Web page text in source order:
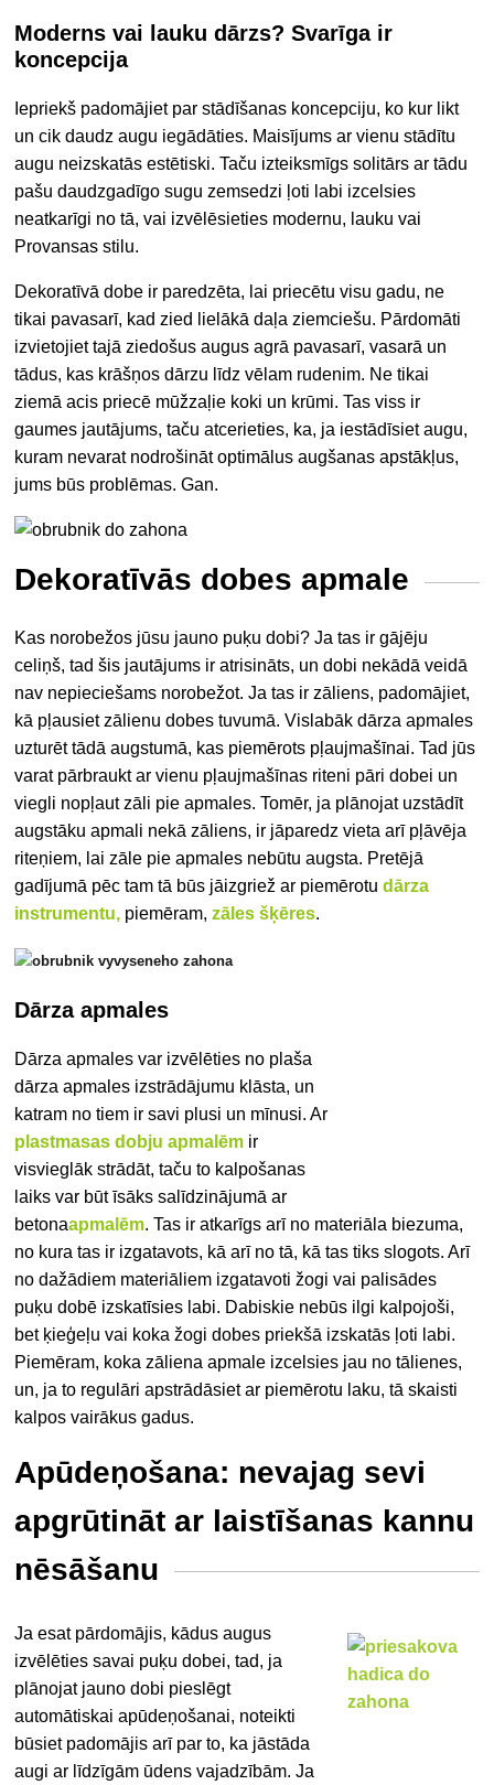
Moderns vai lauku dārzs? Svarīga ir
koncepcija
Iepriekš padomājiet par stādīšanas koncepciju, ko kur likt
un cik daudz augu iegādāties. Maisījums ar vienu stādītu
augu neizskatās estētiski. Taču izteiksmīgs solitārs ar tādu
pašu daudzgadīgo sugu zemsedzi ļoti labi izcelsies
neatkarīgi no tā, vai izvēlēsieties modernu, lauku vai
Provansas stilu.
Dekoratīvā dobe ir paredzēta, lai priecētu visu gadu, ne
tikai pavasarī, kad zied lielākā daļa ziemciešu. Pārdomāti
izvietojiet tajā ziedošus augus agrā pavasarī, vasarā un
tādus, kas krāšņos dārzu līdz vēlam rudenim. Ne tikai
ziemā acis priecē mūžzaļie koki un krūmi. Tas viss ir
gaumes jautājums, taču atcerieties, ka, ja iestādīsiet augu,
kuram nevarat nodrošināt optimālus augšanas apstākļus,
jums būs problēmas. Gan.
Dekoratīvās dobes apmale
Kas norobežos jūsu jauno puķu dobi? Ja tas ir gājēju
celiņš, tad šis jautājums ir atrisināts, un dobi nekādā veidā
nav nepieciešams norobežot. Ja tas ir zāliens, padomājiet,
kā pļausiet zālienu dobes tuvumā. Vislabāk dārza apmales
uzturēt tādā augstumā, kas piemērots pļaujmašīnai. Tad jūs
varat pārbraukt ar vienu pļaujmašīnas riteni pāri dobei un
viegli nopļaut zāli pie apmales. Tomēr, ja plānojat uzstādīt
augstāku apmali nekā zāliens, ir jāparedz vieta arī pļāvēja
riteņiem, lai zāle pie apmales nebūtu augsta. Pretējā
gadījumā pēc tam tā būs jāizgriež ar piemērotudārza
instrumentu, piemēram,zāles šķēres.
Dārza apmales
Dārza apmales var izvēlēties no plaša
dārza apmales izstrādājumu klāsta, un
katram no tiem ir savi plusi un mīnusi. Ar
plastmasas dobju apmalēm ir
visvieglāk strādāt, taču to kalpošanas
laiks var būt īsāks salīdzinājumā ar
betonaapmalēm. Tas ir atkarīgs arī no materiāla biezuma,
no kura tas ir izgatavots, kā arī no tā, kā tas tiks slogots. Arī
no dažādiem materiāliem izgatavoti žogi vai palisādes
puķu dobē izskatīsies labi. Dabiskie nebūs ilgi kalpojoši,
bet ķieģeļu vai koka žogi dobes priekšā izskatās ļoti labi.
Piemēram, koka zāliena apmale izcelsies jau no tālienes,
un, ja to regulāri apstrādāsiet ar piemērotu laku, tā skaisti
kalpos vairākus gadus.
Apūdeņošana: nevajag sevi
apgrūtināt ar laistīšanas kannu
nēsāšanu
Ja esat pārdomājis, kādus augus
izvēlēties savai puķu dobei, tad, ja
plānojat jauno dobi pieslēgt
automātiskai apūdeņošanai, noteikti
būsiet padomājis arī par to, ka jāstāda
augi ar līdzīgām ūdens vajadzībām. Ja